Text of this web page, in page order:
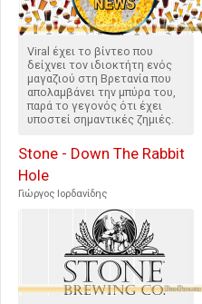
Viral έχει το βίντεο που
δείχνει τον ιδιοκτήτη ενός
μαγαζιού στη Βρετανία που
απολαμβάνει την μπύρα του,
παρά το γεγονός ότι έχει
υποστεί σημαντικές ζημιές.
Stone - Down The Rabbit
Hole
Γιώργος Ιορδανίδης